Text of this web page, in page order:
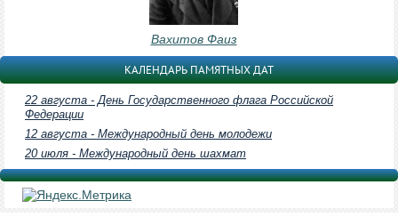
Вахитов Фаиз
КАЛЕНДАРЬ ПАМЯТНЫХ ДАТ
22 августа - День Государственного флага Российской
Федерации
12 августа - Международный день молодежи
20 июля - Международный день шахмат